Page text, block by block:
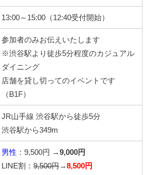
13:00～15:00（12:40受付開始）
参加者のみお伝えいたします
※渋谷駅より徒歩5分程度のカジュアル
ダイニング
店舗を貸し切ってのイベントです
（B1F）
JR山手線 渋谷駅から徒歩5分
渋谷駅から349m
男性 ：9,500円 → 9,000 円
LINE割： 9,500円 → 8,500円